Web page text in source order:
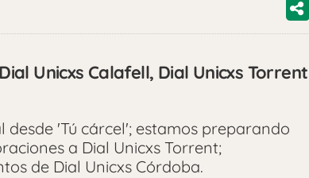
Unicxs Calafell, Dial Unicxs Torrent
desde 'Tú cárcel'; estamos preparando
a Dial Unicxs Torrent;
de Dial Unicxs Córdoba.